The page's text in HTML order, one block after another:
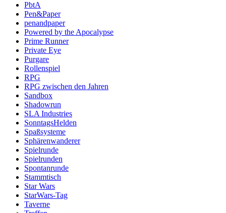
PbtA
Pen&Paper
penandpaper
Powered by the Apocalypse
Prime Runner
Private Eye
Purgare
Rollenspiel
RPG
RPG zwischen den Jahren
Sandbox
Shadowrun
SLA Industries
SonntagsHelden
Spaßsysteme
Sphärenwanderer
Spielrunde
Spielrunden
Spontanrunde
Stammtisch
Star Wars
StarWars-Tag
Taverne